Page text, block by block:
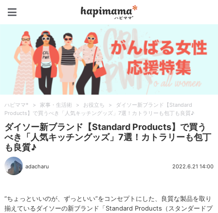
ハピママ* > 家事・生活術 > お役立ち >
ダイソー新ブランド【Standard
Products】で買うべき「人気キッチングッズ」7選！カトラリーも包丁も良質♪
ダイソー新ブランド【Standard Products】で買う
べき「人気キッチングッズ」7選！カトラリーも包丁
も良質♪
adacharu 2022.6.21 14:00
“ちょっといいのが、ずっといい”をコンセプトにした、良質な製品を取り
揃えているダイソーの新ブランド「Standard Products（スタンダードプ